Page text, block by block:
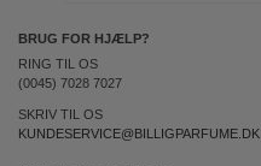
BRUG FOR HJÆLP?
RING TIL OS
(0045) 7028 7027
SKRIV TIL OS
KUNDESERVICE@BILLIGPARFUME.DK